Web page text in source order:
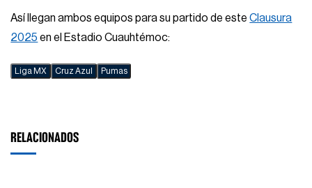
Así llegan ambos equipos para su partido de esteClausura
2025 en el Estadio Cuauhtémoc:
Liga MX Cruz Azul Pumas
RELACIONADOS